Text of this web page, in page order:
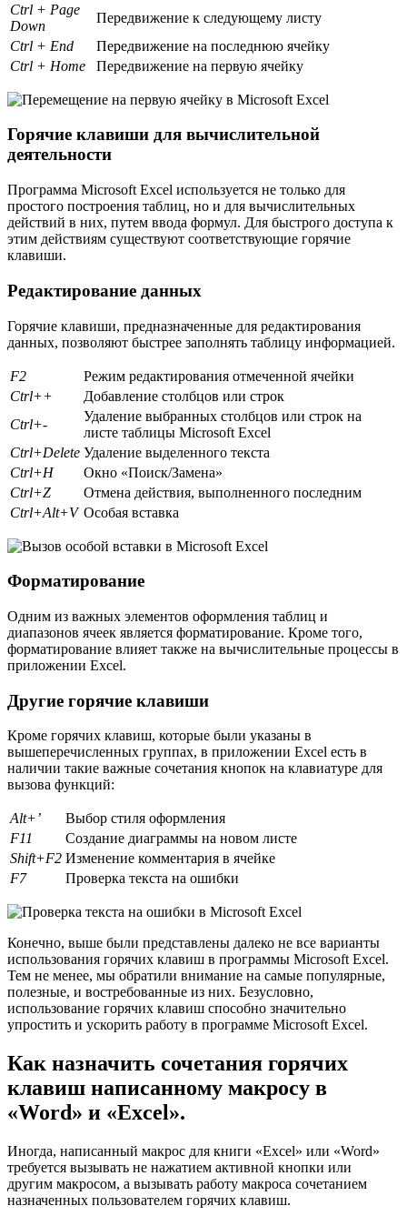
Ctrl + Page
Down
Передвижение к следующему листу
Ctrl + End
Передвижение на последнюю ячейку
Ctrl + Home
Передвижение на первую ячейку
Горячие клавиши для вычислительной
деятельности
Программа Microsoft Excel используется не только для
простого построения таблиц, но и для вычислительных
действий в них, путем ввода формул. Для быстрого доступа к
этим действиям существуют соответствующие горячие
клавиши.
Редактирование данных
Горячие клавиши, предназначенные для редактирования
данных, позволяют быстрее заполнять таблицу информацией.
F2
Режим редактирования отмеченной ячейки
Ctrl++
Добавление столбцов или строк
Ctrl+-
Удаление выбранных столбцов или строк на
листе таблицы Microsoft Excel
Ctrl+Delete Удаление выделенного текста
Ctrl+H
Окно «Поиск/Замена»
Ctrl+Z
Отмена действия, выполненного последним
Ctrl+Alt+V Особая вставка
Форматирование
Одним из важных элементов оформления таблиц и
диапазонов ячеек является форматирование. Кроме того,
форматирование влияет также на вычислительные процессы в
приложении Excel.
Другие горячие клавиши
Кроме горячих клавиш, которые были указаны в
вышеперечисленных группах, в приложении Excel есть в
наличии такие важные сочетания кнопок на клавиатуре для
вызова функций:
Alt+’
Выбор стиля оформления
F11
Создание диаграммы на новом листе
Shift+F2 Изменение комментария в ячейке
F7
Проверка текста на ошибки
Конечно, выше были представлены далеко не все варианты
использования горячих клавиш в программы Microsoft Excel.
Тем не менее, мы обратили внимание на самые популярные,
полезные, и востребованные из них. Безусловно,
использование горячих клавиш способно значительно
упростить и ускорить работу в программе Microsoft Excel.
Как назначить сочетания горячих
клавиш написанному макросу в
«Word» и «Excel».
Иногда, написанный макрос для книги «Excel» или «Word»
требуется вызывать не нажатием активной кнопки или
другим макросом, а вызывать работу макроса сочетанием
назначенных пользователем горячих клавиш.